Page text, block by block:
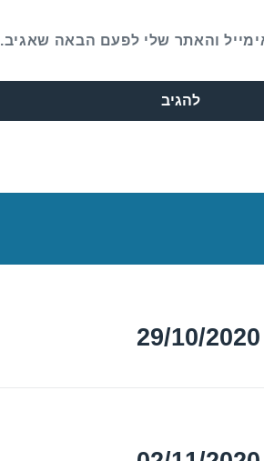
והאתר שלי לפעם הבאה שאגיב.